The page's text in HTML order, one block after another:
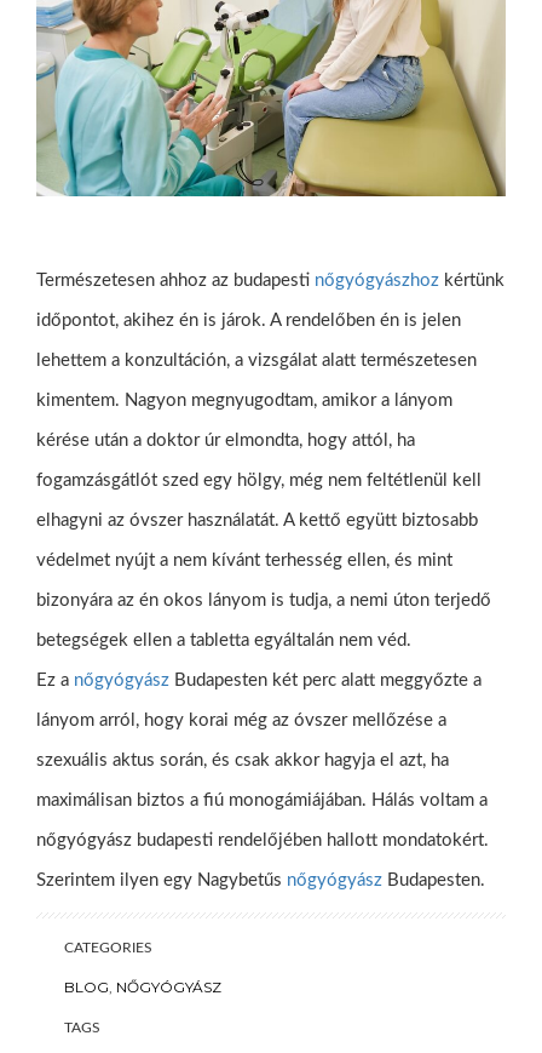
Természetesen ahhoz az budapesti nőgyógyászhoz kértünk
időpontot, akihez én is járok. A rendelőben én is jelen
lehettem a konzultáción, a vizsgálat alatt természetesen
kimentem. Nagyon megnyugodtam, amikor a lányom
kérése után a doktor úr elmondta, hogy attól, ha
fogamzásgátlót szed egy hölgy, még nem feltétlenül kell
elhagyni az óvszer használatát. A kettő együtt biztosabb
védelmet nyújt a nem kívánt terhesség ellen, és mint
bizonyára az én okos lányom is tudja, a nemi úton terjedő
betegségek ellen a tabletta egyáltalán nem véd.
Ez a nőgyógyász Budapesten két perc alatt meggyőzte a
lányom arról, hogy korai még az óvszer mellőzése a
szexuális aktus során, és csak akkor hagyja el azt, ha
maximálisan biztos a fiú monogámiájában. Hálás voltam a
nőgyógyász budapesti rendelőjében hallott mondatokért.
Szerintem ilyen egy Nagybetűs nőgyógyász Budapesten.
CATEGORIES
BLOG NŐGYÓGYÁSZ
TAGS